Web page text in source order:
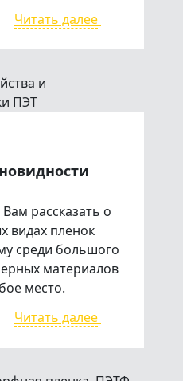
Читать далее
рассказать о
видах пленок
среди большого
материалов
место.
Читать далее